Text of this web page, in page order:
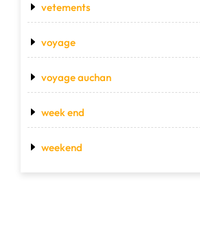
vetements
voyage
voyage auchan
week end
weekend